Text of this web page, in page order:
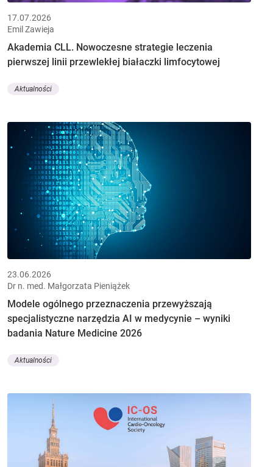
17.07.2026
Emil Zawieja
Akademia CLL. Nowoczesne strategie leczenia
pierwszej linii przewlekłej białaczki limfocytowej
Aktualności
23.06.2026
Dr n. med. Małgorzata Pieniążek
Modele ogólnego przeznaczenia przewyższają
specjalistyczne narzędzia AI w medycynie – wyniki
badania Nature Medicine 2026
Aktualności